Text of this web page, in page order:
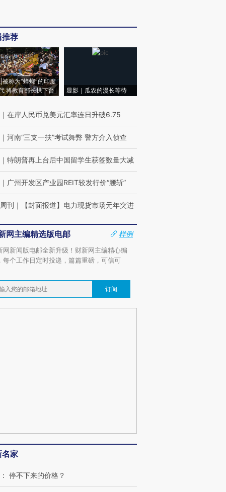
推荐
被称为“蟑螂”的印度
将教育部长拱下台
显影｜瓜农的漫长等待
｜ 在岸人民币兑美元汇率连日升破6.75
｜ 河南“三支一扶”考试舞弊 警方介入侦查
｜ 特朗普再上台后中国留学生获签数量大减
｜ 广州开发区产业园REIT较发行价“腰斩”
刊 ｜ 【封面报道】电力现货市场元年突进
网主编精选版电邮
样例
网新闻版电邮全新升级！财新网主编精心编
每个工作日定时投递，篇篇重磅，可信可
订阅
名家
： 停不下来的价格？